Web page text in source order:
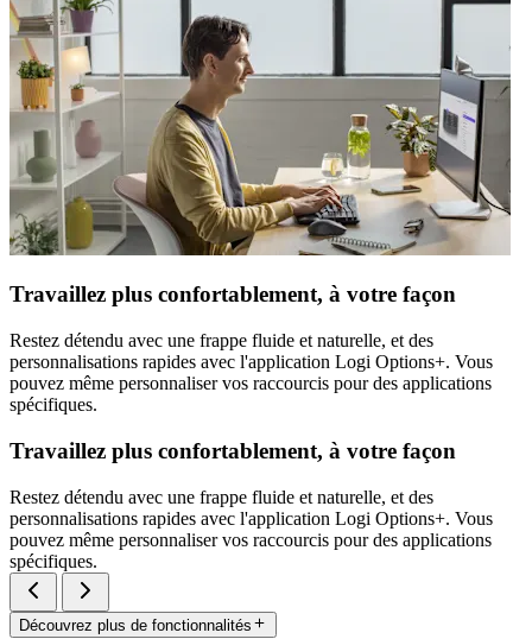
Travaillez plus confortablement, à votre façon
Restez détendu avec une frappe fluide et naturelle, et des
personnalisations rapides avec l'application Logi Options+. Vous
pouvez même personnaliser vos raccourcis pour des applications
spécifiques.
Travaillez plus confortablement, à votre façon
Restez détendu avec une frappe fluide et naturelle, et des
personnalisations rapides avec l'application Logi Options+. Vous
pouvez même personnaliser vos raccourcis pour des applications
spécifiques.
Découvrez plus de fonctionnalités